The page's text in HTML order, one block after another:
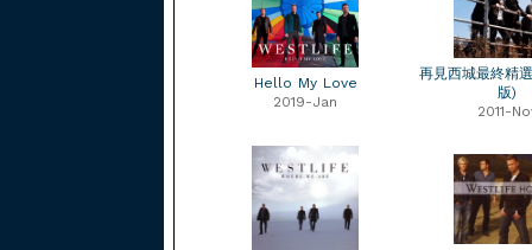
Hello My Love
2019-Jan
再見西城最終精
版)
2011-